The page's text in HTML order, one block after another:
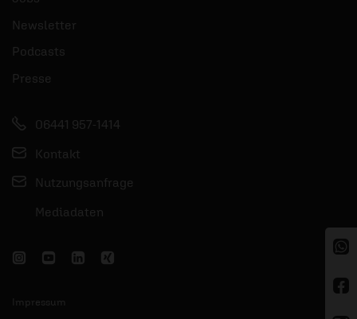
Newsletter
Podcasts
Presse
06441 957-1414
Kontakt
Nutzungsanfrage
Mediadaten
Impressum